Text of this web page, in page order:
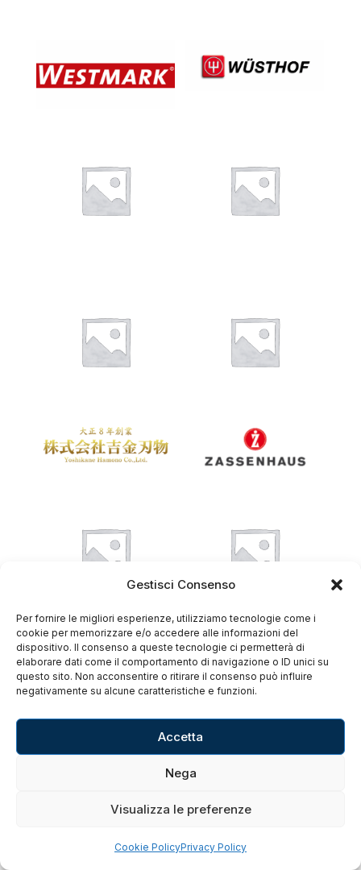
Gestisci Consenso
Per fornire le migliori esperienze, utilizziamo tecnologie come i
cookie per memorizzare e/o accedere alle informazioni del
dispositivo. Il consenso a queste tecnologie ci permetterà di
elaborare dati come il comportamento di navigazione o ID unici su
questo sito. Non acconsentire o ritirare il consenso può influire
negativamente su alcune caratteristiche e funzioni.
Accetta
Nega
Visualizza le preferenze
Cookie PolicyPrivacy Policy